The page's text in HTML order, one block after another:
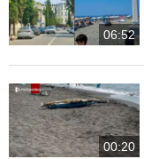
06:52
00:20